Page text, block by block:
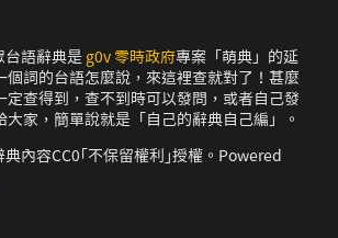
語辭典是 g0v 零時政府專案「萌典」的延
個詞的台語怎麼說，來這裡查就對了！甚麼
定查得到，查不到時可以發問，或者自己發
大家，簡單說就是「自己的辭典自己編」。
典內容CC0｢不保留權利｣授權。Powered